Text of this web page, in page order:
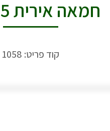
חמאה אירית 25 ק"ג
קוד פריט: 1058